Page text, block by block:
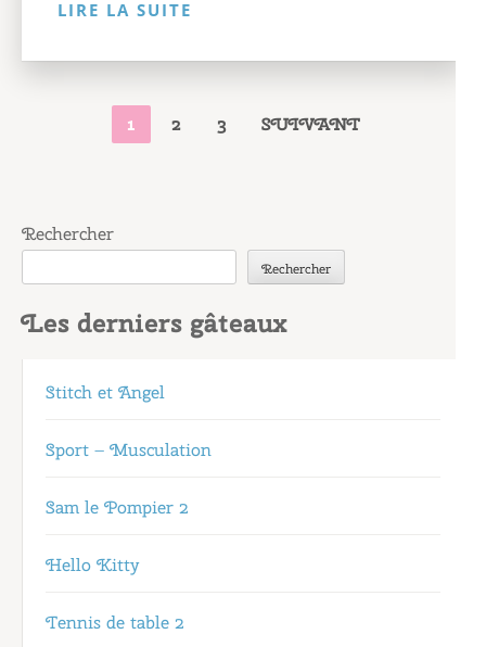
LIRE LA SUITE
PAGINATION
PAGE
1 PAGE
2 PAGE
3 SUIVANT
Rechercher
Rechercher
Les derniers gâteaux
Stitch et Angel
Sport – Musculation
Sam le Pompier 2
Hello Kitty
Tennis de table 2